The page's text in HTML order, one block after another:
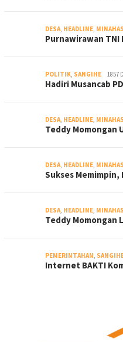
DESA, HEADLINE,
Purnawirawan
POLITIK, SANGIHE 1857
Hadiri Musancab
DESA, HEADLINE,
Teddy Momongan
DESA, HEADLINE,
Sukses
DESA, HEADLINE,
Teddy Momongan
PEMERINTAHAN,
Internet BAKTI